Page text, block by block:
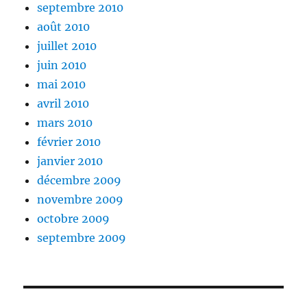
septembre 2010
août 2010
juillet 2010
juin 2010
mai 2010
avril 2010
mars 2010
février 2010
janvier 2010
décembre 2009
novembre 2009
octobre 2009
septembre 2009